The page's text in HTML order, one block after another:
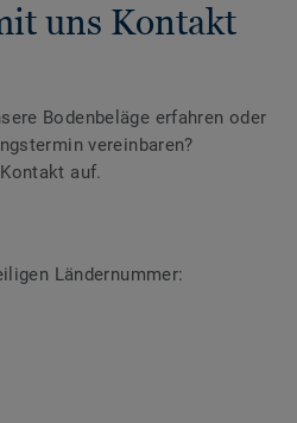
uns Kontakt
Bodenbeläge erfahren oder
vereinbaren?
auf.
Ländernummer: